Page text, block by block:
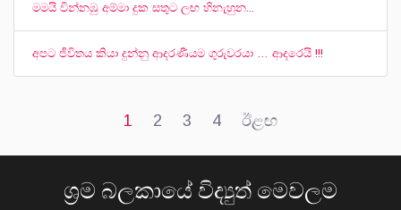
මමයි වින්නඹු අම්මා දුක සතුට ලඟ හිනැහුන...
අපට ජීවිතය කියා දුන්නු ආදරණීයම ගුරුවරයා … ආදරෙයි !!!
1 2 3 4 ඊළඟ
ශ්‍රම බලකායේ විද්‍යුත් මෙවලම